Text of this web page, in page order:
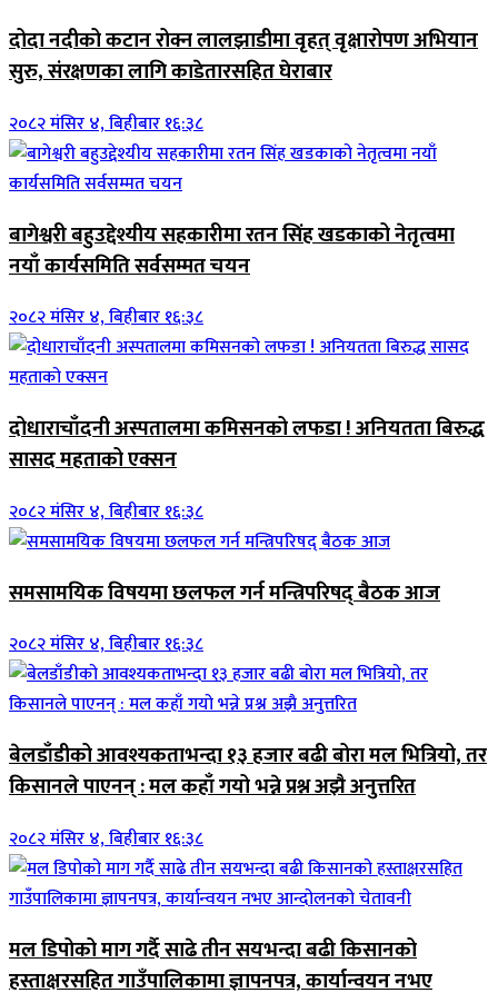
दोदा नदीको कटान रोक्न लालझाडीमा वृहत् वृक्षारोपण अभियान
सुरु, संरक्षणका लागि काडेतारसहित घेराबार
२०८२ मंसिर ४, बिहीबार १६:३८
बागेश्वरी बहुउद्देश्यीय सहकारीमा रतन सिंह खडकाको नेतृत्वमा
नयाँ कार्यसमिति सर्वसम्मत चयन
२०८२ मंसिर ४, बिहीबार १६:३८
दोधाराचाँदनी अस्पतालमा कमिसनको लफडा ! अनियतता बिरुद्ध
सासद महताको एक्सन
२०८२ मंसिर ४, बिहीबार १६:३८
समसामयिक विषयमा छलफल गर्न मन्त्रिपरिषद् बैठक आज
२०८२ मंसिर ४, बिहीबार १६:३८
बेलडाँडीको आवश्यकताभन्दा १३ हजार बढी बोरा मल भित्रियो, तर
किसानले पाएनन् : मल कहाँ गयो भन्ने प्रश्न अझै अनुत्तरित
२०८२ मंसिर ४, बिहीबार १६:३८
मल डिपोको माग गर्दै साढे तीन सयभन्दा बढी किसानको
हस्ताक्षरसहित गाउँपालिकामा ज्ञापनपत्र, कार्यान्वयन नभए